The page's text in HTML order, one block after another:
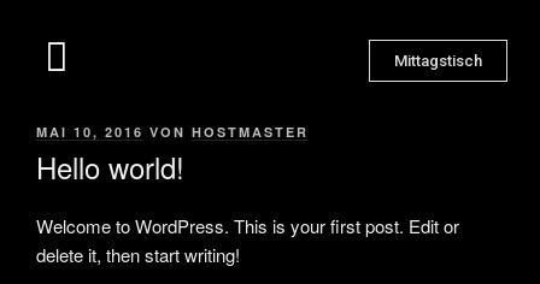
Mittagstisch
MAI 10, 2016 VON HOSTMASTER
Hello world!
Welcome to WordPress. This is your first post. Edit or
delete it, then start writing!